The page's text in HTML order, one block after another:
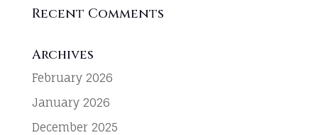
Recent Comments
Archives
February 2026
January 2026
December 2025